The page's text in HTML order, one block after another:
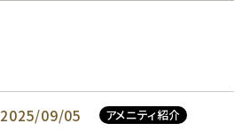
2025/09/05 アメニティ紹介